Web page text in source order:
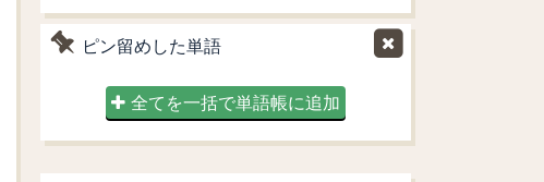
ピン留めした単語
全てを一括で単語帳に追加